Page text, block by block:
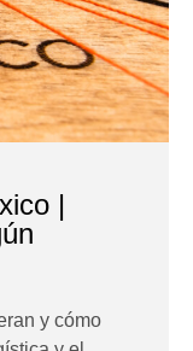
|
y cómo